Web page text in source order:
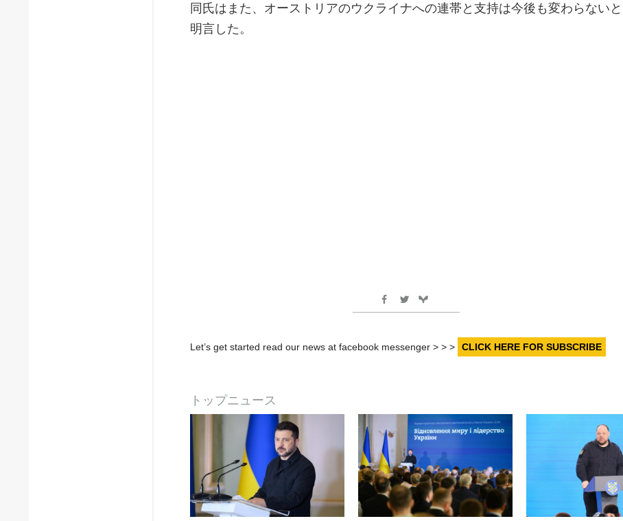
同氏はまた、オーストリアのウクライナへの連帯と支持は今後も変わらないと
明言した。
Let’s get started read our news at facebook messenger > > > CLICK HERE FOR SUBSCRIBE
トップニュース